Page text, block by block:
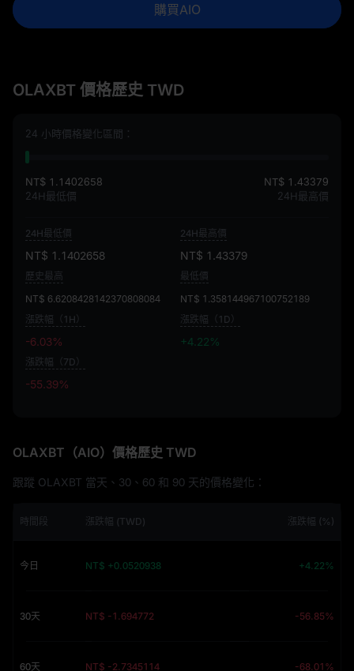
購買AIO
OLAXBT 價格歷史 TWD
24 小時價格變化區間：
NT$ 1.1402658
24H最低價
NT$ 1.43379
24H最高價
24H最低價
NT$ 1.1402658
24H最高價
NT$ 1.43379
歷史最高
NT$ 6.6208428142370808084
最低價
NT$ 1.358144967100752189
漲跌幅（1H）
-6.03%
漲跌幅（1D）
+4.22%
漲跌幅（7D）
-55.39%
OLAXBT（AIO）價格歷史 TWD
跟蹤 OLAXBT 當天、30、60 和 90 天的價格變化：
時間段 漲跌幅 (TWD) 漲跌幅 (%)
今日 NT$ +0.0520938 +4.22%
30天 NT$ -1.694772 -56.85%
60天 NT$ -2.7345114 -68.01%